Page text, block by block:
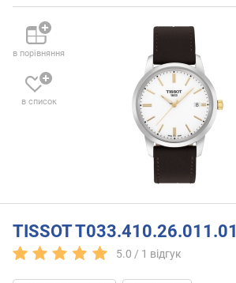
в порівняння
в список
TISSOT T033.410.26.011.01
5.0 / 1 відгук